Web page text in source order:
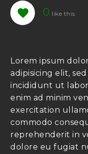
0
Lorem ipsum
adipisicing elit,
incididunt ut
enim ad minim
exercitation
commodo
reprehenderit in
dolore eu fugiat